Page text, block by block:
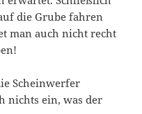
die Grube fahren
man auch nicht recht
Scheinwerfer
nichts ein, was der